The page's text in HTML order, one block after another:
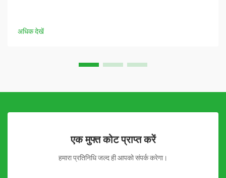
अधिक देखें
एक मुफ्त कोट प्राप्त करें
हमारा प्रतिनिधि जल्द ही आपको संपर्क करेगा।